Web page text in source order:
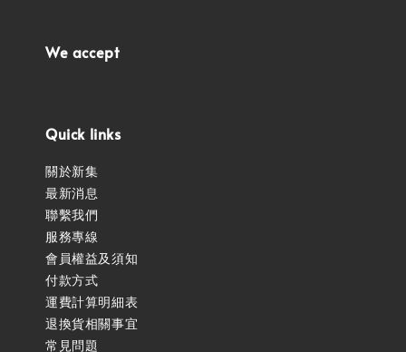
We accept
Quick links
關於新集
最新消息
聯繫我們
服務專線
會員權益及須知
付款方式
運費計算明細表
退換貨相關事宜
常見問題